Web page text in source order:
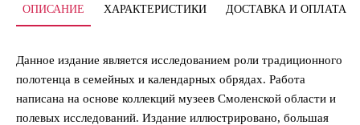
ОПИСАНИЕ ХАРАКТЕРИСТИКИ ДОСТАВКА И ОПЛАТА
Данное издание является исследованием роли традиционного
полотенца в семейных и календарных обрядах. Работа
написана на основе коллекций музеев Смоленской области и
полевых исследований. Издание иллюстрировано, большая